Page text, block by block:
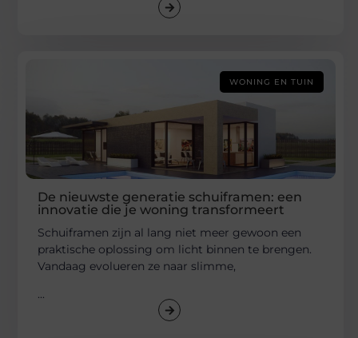
WONING EN TUIN
De nieuwste generatie schuiframen: een
innovatie die je woning transformeert
Schuiframen zijn al lang niet meer gewoon een
praktische oplossing om licht binnen te brengen.
Vandaag evolueren ze naar slimme,
...